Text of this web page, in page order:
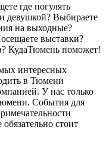
где погулять
девушкой? Выбираете
на выходные?
выставки?
КудаТюмень поможет!
интересных
в Тюмени
У нас только
События для
стоит